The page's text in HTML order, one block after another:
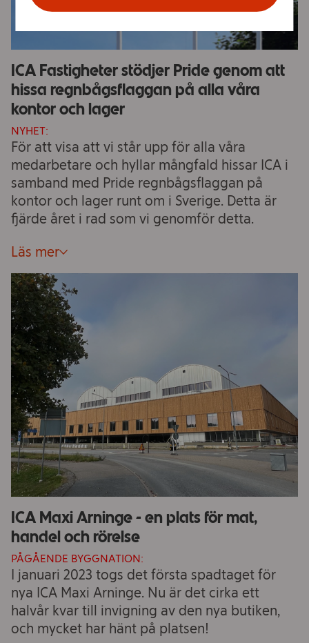
ICA Fastigheter stödjer Pride genom att
hissa regnbågsflaggan på alla våra
kontor och lager
NYHET:
För att visa att vi står upp för alla våra
medarbetare och hyllar mångfald hissar ICA i
samband med Pride regnbågsflaggan på
kontor och lager runt om i Sverige. Detta är
fjärde året i rad som vi genomför detta.
Läs mer
ICA Maxi Arninge - en plats för mat,
handel och rörelse
PÅGÅENDE BYGGNATION:
I januari 2023 togs det första spadtaget för
nya ICA Maxi Arninge. Nu är det cirka ett
halvår kvar till invigning av den nya butiken,
och mycket har hänt på platsen!